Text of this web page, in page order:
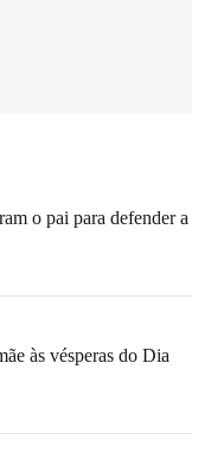
o pai para defender a
às vésperas do Dia